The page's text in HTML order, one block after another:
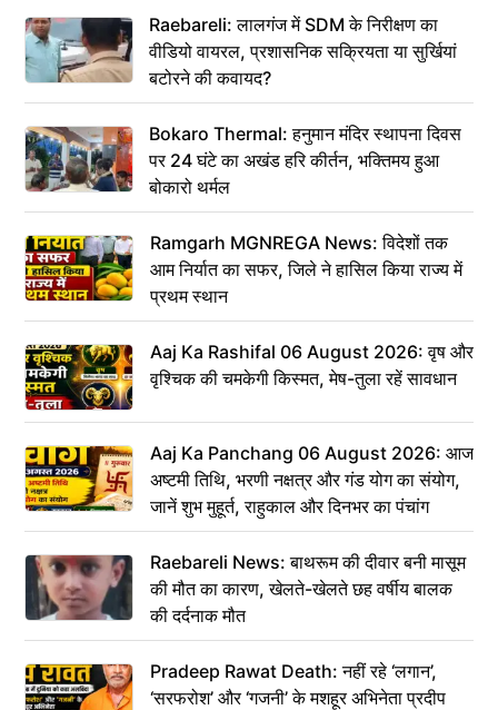
Raebareli: लालगंज में SDM के निरीक्षण का
वीडियो वायरल, प्रशासनिक सक्रियता या सुर्खियां
बटोरने की कवायद?
Bokaro Thermal: हनुमान मंदिर स्थापना दिवस
पर 24 घंटे का अखंड हरि कीर्तन, भक्तिमय हुआ
बोकारो थर्मल
Ramgarh MGNREGA News: विदेशों तक
आम निर्यात का सफर, जिले ने हासिल किया राज्य में
प्रथम स्थान
Aaj Ka Rashifal 06 August 2026: वृष और
वृश्चिक की चमकेगी किस्मत, मेष-तुला रहें सावधान
Aaj Ka Panchang 06 August 2026: आज
अष्टमी तिथि, भरणी नक्षत्र और गंड योग का संयोग,
जानें शुभ मुहूर्त, राहुकाल और दिनभर का पंचांग
Raebareli News: बाथरूम की दीवार बनी मासूम
की मौत का कारण, खेलते-खेलते छह वर्षीय बालक
की दर्दनाक मौत
Pradeep Rawat Death: नहीं रहे ‘लगान’,
‘सरफरोश’ और ‘गजनी’ के मशहूर अभिनेता प्रदीप